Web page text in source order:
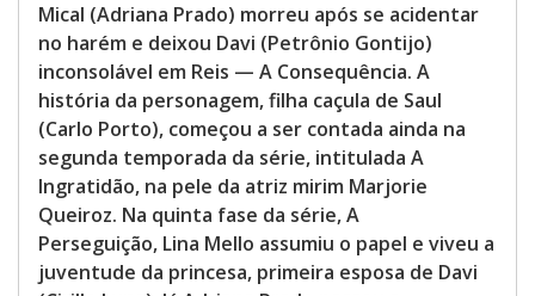
Mical (Adriana Prado) morreu após se acidentar
no harém e deixou Davi (Petrônio Gontijo)
inconsolável em Reis — A Consequência. A
história da personagem, filha caçula de Saul
(Carlo Porto), começou a ser contada ainda na
segunda temporada da série, intitulada A
Ingratidão, na pele da atriz mirim Marjorie
Queiroz. Na quinta fase da série, A
Perseguição, Lina Mello assumiu o papel e viveu a
juventude da princesa, primeira esposa de Davi